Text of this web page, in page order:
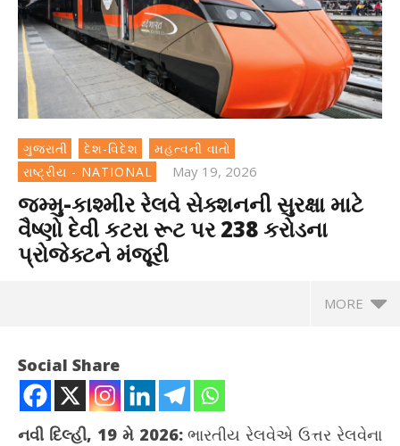
ગુજરાતી દેશ-વિદેશ
મહત્વની વાતો
રાષ્ટ્રીય - NATIONAL
May 19, 2026
જમ્મુ-કાશ્મીર રેલવે સેક્શનની સુરક્ષા માટે
વૈષ્ણો દેવી કટરા રૂટ પર 238 કરોડના
પ્રોજેક્ટને મંજૂરી
MORE
Social Share
નવી દિલ્હી, 19 મે 2026:ભારતીય રેલવેએ ઉત્તર રેલવેના